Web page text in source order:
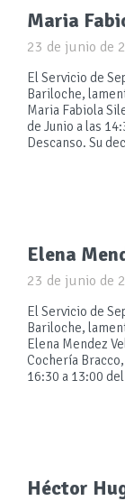
Maria
23 de junio de
El Servicio de
Bariloche,
Maria Fabiola
de Junio a las
Descanso. Su
Elena
23 de junio de
El Servicio de
Bariloche,
Elena Mendez
Cochería
16:30 a 13:00
Héctor